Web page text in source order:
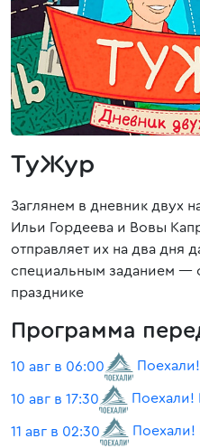
ТуЖур
Заглянем в дневник двух
Ильи Гордеева и Вовы
отправляет их на два дня
специальным заданием —
празднике
Программа
10 авг в 06:00
10 авг в 17:30 Поехали!
11 авг в 02:30 Поехали!